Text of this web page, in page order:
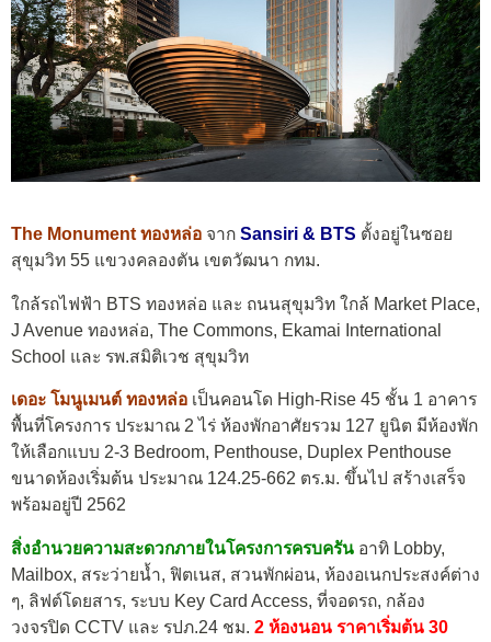
The Monument ทองหล่อ จาก Sansiri & BTS ตั้งอยู่ในซอย
สุขุมวิท 55 แขวงคลองตัน เขตวัฒนา กทม.
ใกล้รถไฟฟ้า BTS ทองหล่อ และ ถนนสุขุมวิท ใกล้ Market Place,
J Avenue ทองหล่อ, The Commons, Ekamai International
School และ รพ.สมิติเวช สุขุมวิท
เดอะ โมนูเมนต์ ทองหล่อ เป็นคอนโด High-Rise 45 ชั้น 1 อาคาร
พื้นที่โครงการ ประมาณ 2 ไร่ ห้องพักอาศัยรวม 127 ยูนิต มีห้องพัก
ให้เลือกแบบ 2-3 Bedroom, Penthouse, Duplex Penthouse
ขนาดห้องเริ่มต้น ประมาณ 124.25-662 ตร.ม. ขึ้นไป สร้างเสร็จ
พร้อมอยู่ปี 2562
สิ่งอำนวยความสะดวกภายในโครงการครบครัน อาทิ Lobby,
Mailbox, สระว่ายน้ำ, ฟิตเนส, สวนพักผ่อน, ห้องอเนกประสงค์ต่าง
ๆ, ลิฟต์โดยสาร, ระบบ Key Card Access, ที่จอดรถ, กล้อง
วงจรปิด CCTV และ รปภ.24 ชม. 2 ห้องนอน ราคาเริ่มต้น 30